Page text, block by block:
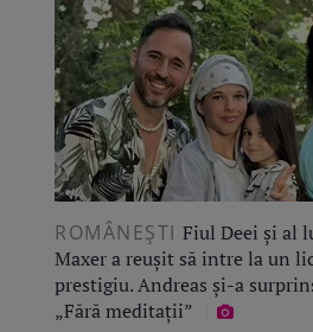
ROMÂNEŞTI Fiul Deei și al
Maxer a reușit să intre la un
prestigiu. Andreas și-a
„Fără meditații”